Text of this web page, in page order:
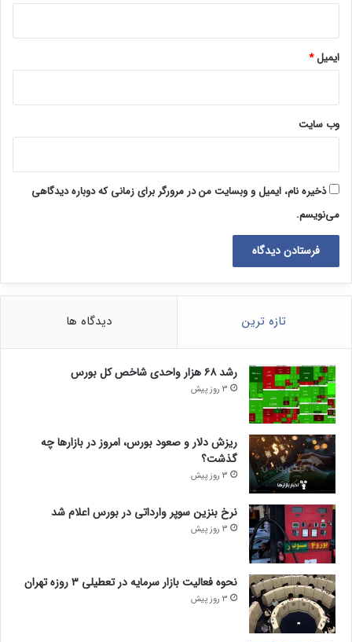
ایمیل*
وب‌ سایت
ذخیره نام، ایمیل و وبسایت من در مرورگر برای زمانی که دوباره دیدگاهی
می‌نویسم.
تازه ترین دیدگاه ها
رشد ۶۸ هزار واحدی شاخص کل بورس
3 روز پیش
ریزش دلار و صعود بورس، امروز در بازارها چه
گذشت؟
3 روز پیش
نرخ بنزین سوپر وارداتی در بورس اعلام شد
3 روز پیش
نحوه فعالیت بازار سرمایه در تعطیلی ۳ روزه تهران
3 روز پیش